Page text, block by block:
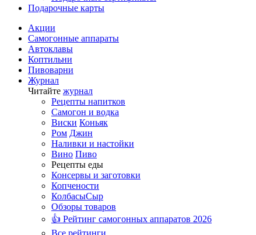
Подарочные карты
Акции
Самогонные аппараты
Автоклавы
Коптильни
Пивоварни
Журнал
Читайте журнал
Рецепты напитков
Самогон и водка
Виски Коньяк
Ром Джин
Наливки и настойки
Вино Пиво
Рецепты еды
Консервы и заготовки
Копчености
КолбасыСыр
Обзоры товаров
👍 Рейтинг самогонных аппаратов 2026
Все рейтинги